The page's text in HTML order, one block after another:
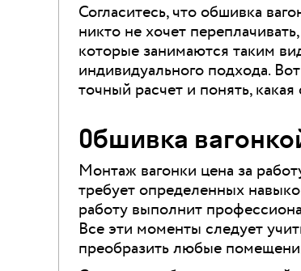
Согласитесь, что обшивка
никто не хочет
которые занимаются таким
индивидуального подхода.
точный расчет и понять,
Обшивка
Монтаж вагонки цена за
требует определенных
работу выполнит
Все эти моменты следует
преобразить любые